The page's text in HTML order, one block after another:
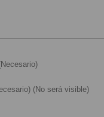
(No será visible)